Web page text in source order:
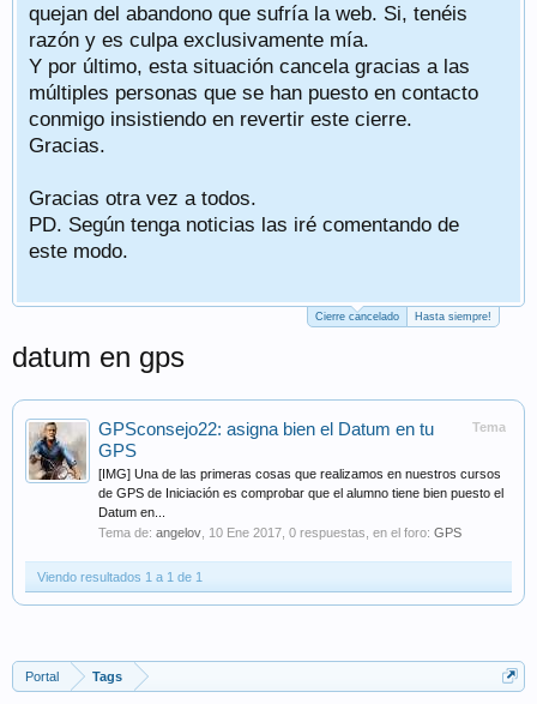
quejan del abandono que sufría la web. Si, tenéis
razón y es culpa exclusivamente mía.
Y por último, esta situación cancela gracias a las
múltiples personas que se han puesto en contacto
conmigo insistiendo en revertir este cierre.
Gracias.
Gracias otra vez a todos.
PD. Según tenga noticias las iré comentando de
este modo.
Cierre cancelado Hasta siempre!
datum en gps
Tema
GPSconsejo22: asigna bien el Datum en tu
GPS
[IMG] Una de las primeras cosas que realizamos en nuestros cursos
de GPS de Iniciación es comprobar que el alumno tiene bien puesto el
Datum en...
Tema de: angelov 10 Ene 2017 , 0 respuestas, en el foro: GPS
Viendo resultados 1 a 1 de 1
Portal Tags